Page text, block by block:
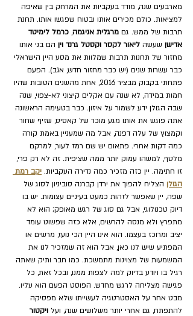
מארבעים שנה, מודד בעקביות את המרחק בין שאיפה
למציאות. כולם מכירים אותו ובטוח שפגשו אותו. תחנת
תרבות של ממש. גם מרגלית אניגמה, כרמל לימיטד
אדישן שעשה ליאור לקסר וקסטל גרנד וין הם בני אותו
מחזור של תחנות תרבות שמלוות את מסע היין הישראלי
כבר עשרות שנים (יש כבר מחזור חדש, אגב). הפעם
פתחתי בקבוק מבציר 2016, אחת מהשנים הטובות שהיו
חמות במידה, לא שנה עם אקלים קיצוני לא-צפוי, שנה
שבה הגולן ידע לשמור על איזון. כבר בטעימה הראשונה
אתה פוגש את אותו מגע מוכר של קאסיס, שזיף שחור
וקמצוץ של עלה דפנה, אבל מה שמעניין באמת קורה
כמה דקות אחרי. פתאום יש שם רמז לעור, למרקם
מלטף, למשהו עמוק יותר ממה שציפית. זה לא רק פרי,
זו חתימה. יין כזה מזכיר כמה נדירה העקביות. יקב רמת
הגולן הצליח להפוך את ירדן קברנה סוביניון לסוג של
שפה, יין שאפשר לזהות כמעט בעיניים עצומות. יש בו
דיוק טכנולוגי, אבל גם סוג של רגש מאופק; הוא לא
מתפרץ ולא מנסה להרשים, אלא כזה שפשוט עומד
יציב ומרוכז בעצמו. הוא אינו היין הכי נועז, מרשים או
המפתיע שיש לנו כאן, אבל הוא זה שמזכיר לנו את
המשמעות של מצוינות מתמשכת. כמו חבר ותיק שאתה
רגיל בו ויודע בדיוק למה לצפות ממנו, ובכל זאת, כל
פגישה מצליחה לרגש מחדש. הפוסט הפעם הוא עליו.
מבט אחר על האסטרטגיה לעשייתו שלא מפסיקה
להתפתח, גם אחרי יותר משלושים שנה, ועל ויקטור